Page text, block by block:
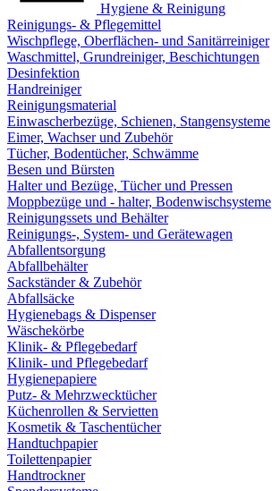
Hygiene & Reinigung
Reinigungs- & Pflegemittel
Wischpflege, Oberflächen- und Sanitärreiniger
Waschmittel, Grundreiniger, Beschichtungen
Desinfektion
Handreiniger
Reinigungsmaterial
Einwascherbezüge, Schienen, Stangensysteme
Eimer, Wachser und Zubehör
Tücher, Bodentücher, Schwämme
Besen und Bürsten
Halter und Bezüge, Tücher und Pressen
Moppbezüge und - halter, Bodenwischsysteme
Reinigungssets und Behälter
Reinigungs-, System- und Gerätewagen
Abfallentsorgung
Abfallbehälter
Sackständer & Zubehör
Abfallsäcke
Hygienebags & Dispenser
Wäschekörbe
Klinik- & Pflegebedarf
Klinik- und Pflegebedarf
Hygienepapiere
Putz- & Mehrzwecktücher
Küchenrollen & Servietten
Kosmetik & Taschentücher
Handtuchpapier
Toilettenpapier
Handtrockner